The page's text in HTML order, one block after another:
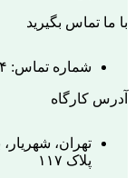
با ما تماس بگیرید
شماره تماس: ۰۹۱۲۶۱۳۹۱۹۴
آدرس کارگاه
تهران،
پلاک ۱۱۷